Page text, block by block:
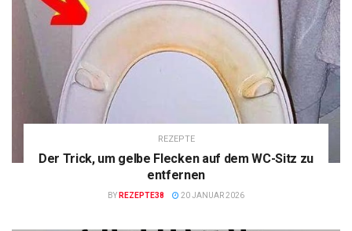
REZEPTE
Der Trick, um gelbe Flecken auf dem WC-Sitz zu
entfernen
BY REZEPTE38 20 JANUAR 2026